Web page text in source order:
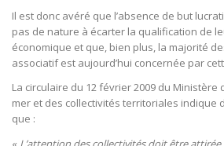
Il est donc avéré que l’absence de but
pas de nature à écarter la qualification de
économique et que, bien plus, la majorité
associatif est aujourd’hui concernée par
La circulaire du 12 février 2009 du Ministère
mer et des collectivités territoriales indique
que :